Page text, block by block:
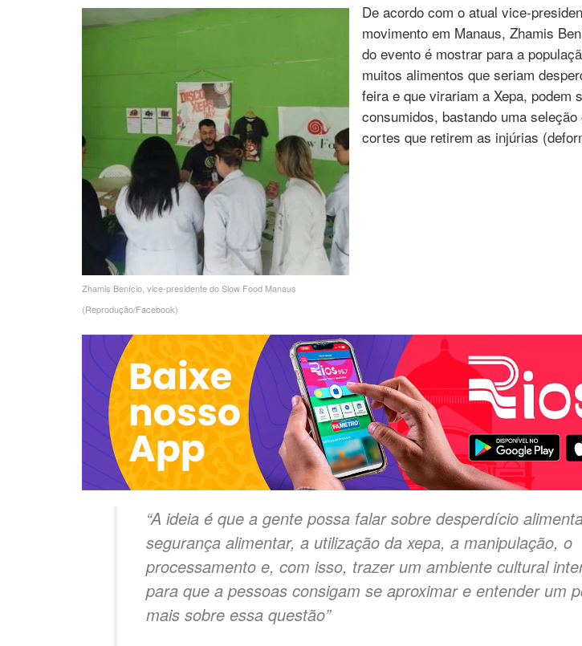
Zhamis Benício, vice-presidente do Slow Food Manaus
(Reprodução/Facebook)
De acordo com o atual vice-
movimento em Manaus, Zhamis
do evento é mostrar para a
muitos alimentos que seriam
feira e que virariam a Xepa, podem
consumidos, bastando uma seleção
cortes que retirem as injúrias
“A ideia é que a gente possa falar sobre desperdício
segurança alimentar, a utilização da xepa, a manipulação, o
processamento e, com isso, trazer um ambiente cultural
para que a pessoas consigam se aproximar e entender um
mais sobre essa questão”